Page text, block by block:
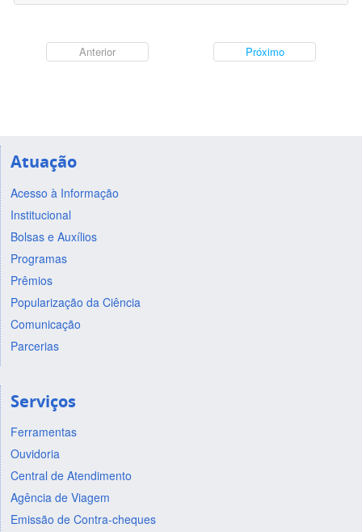
Anterior Próximo
Atuação
Acesso à Informação
Institucional
Bolsas e Auxílios
Programas
Prêmios
Popularização da Ciência
Comunicação
Parcerias
Serviços
Ferramentas
Ouvidoria
Central de Atendimento
Agência de Viagem
Emissão de Contra-cheques